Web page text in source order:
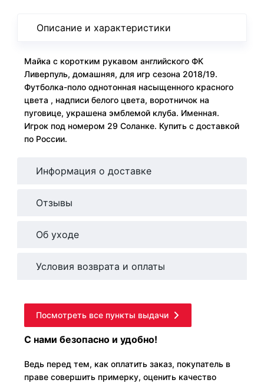
Описание и характеристики
Майка с коротким рукавом английского ФК
Ливерпуль, домашняя, для игр сезона 2018/19.
Футболка-поло однотонная насыщенного красного
цвета , надписи белого цвета, воротничок на
пуговице, украшена эмблемой клуба. Именная.
Игрок под номером 29 Соланке. Купить с доставкой
по России.
Информация о доставке
Отзывы
Об уходе
Условия возврата и оплаты
Посмотреть все пункты выдачи
С нами безопасно и удобно!
Ведь перед тем, как оплатить заказ, покупатель в
праве совершить примерку, оценить качество